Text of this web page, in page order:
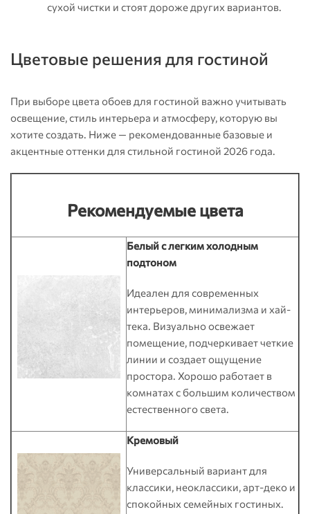
сухой чистки и стоят дороже других вариантов.
Цветовые решения для гостиной
При выборе цвета обоев для гостиной важно учитывать
освещение, стиль интерьера и атмосферу, которую вы
хотите создать. Ниже — рекомендованные базовые и
акцентные оттенки для стильной гостиной 2026 года.
Рекомендуемые цвета
Белый с легким холодным
подтоном
Идеален для современных
интерьеров, минимализма и хай-
тека. Визуально освежает
помещение, подчеркивает четкие
линии и создает ощущение
простора. Хорошо работает в
комнатах с большим количеством
естественного света.
Кремовый
Универсальный вариант для
классики, неоклассики, арт-деко и
спокойных семейных гостиных.